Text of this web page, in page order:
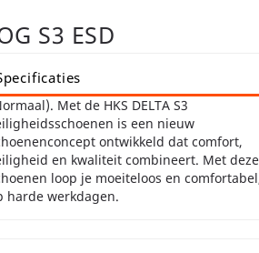
S3 ESD
Met de HKS DELTA S3
is een nieuw
ontwikkeld dat comfort,
en kwaliteit combineert. Met deze
loop je moeiteloos en
harde werkdagen.